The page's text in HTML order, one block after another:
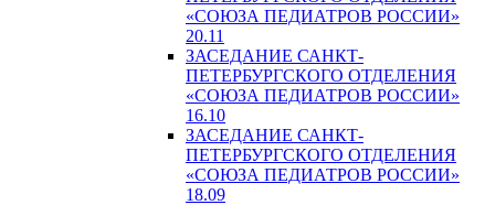
«СОЮЗА ПЕДИАТРОВ РОССИИ»
20.11
ЗАСЕДАНИЕ САНКТ-
ПЕТЕРБУРГСКОГО ОТДЕЛЕНИЯ
«СОЮЗА ПЕДИАТРОВ РОССИИ»
16.10
ЗАСЕДАНИЕ САНКТ-
ПЕТЕРБУРГСКОГО ОТДЕЛЕНИЯ
«СОЮЗА ПЕДИАТРОВ РОССИИ»
18.09